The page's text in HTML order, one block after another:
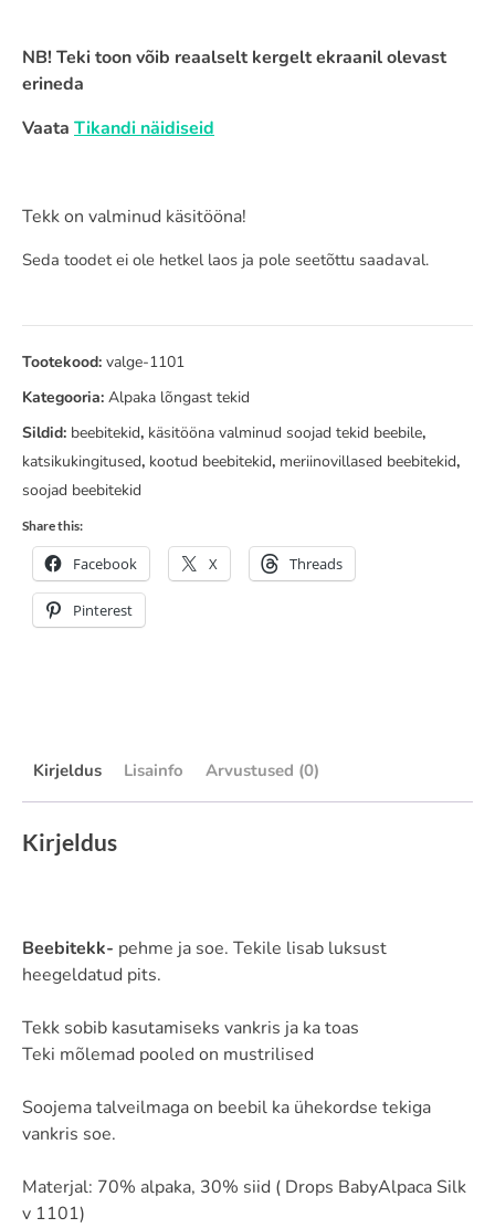
NB! Teki toon võib reaalselt kergelt ekraanil olevast
erineda
Vaata Tikandi näidiseid
Tekk on valminud käsitööna!
Seda toodet ei ole hetkel laos ja pole seetõttu saadaval.
Tootekood: valge-1101
Kategooria: Alpaka lõngast tekid
Sildid: beebitekid, käsitööna valminud soojad tekid beebile,
katsikukingitused, kootud beebitekid, meriinovillased beebitekid,
soojad beebitekid
Share this:
Facebook X Threads
Pinterest
Kirjeldus Lisainfo Arvustused (0)
Kirjeldus
Beebitekk- pehme ja soe. Tekile lisab luksust
heegeldatud pits.
Tekk sobib kasutamiseks vankris ja ka toas
Teki mõlemad pooled on mustrilised
Soojema talveilmaga on beebil ka ühekordse tekiga
vankris soe.
Materjal: 70% alpaka, 30% siid ( Drops BabyAlpaca Silk
v 1101)